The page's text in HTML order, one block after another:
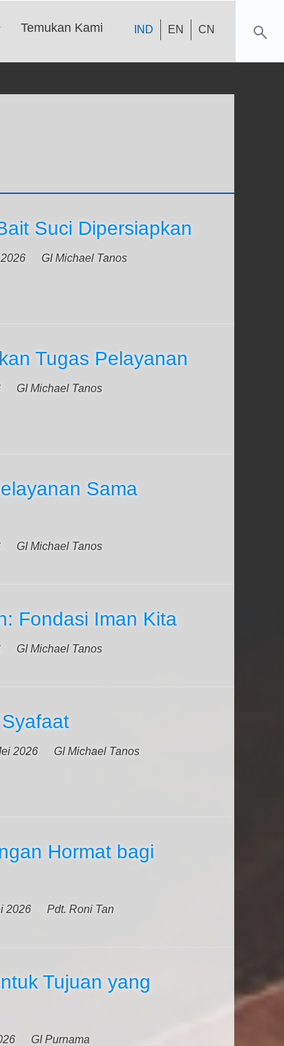
IND EN CN
Temukan Kami
Suci Dipersiapkan
GI Michael Tanos
Tugas Pelayanan
GI Michael Tanos
Sama
GI Michael Tanos
Fondasi Iman Kita
GI Michael Tanos
2026 GI Michael Tanos
Hormat bagi
2026 Pdt. Roni Tan
Tujuan yang
GI Purnama